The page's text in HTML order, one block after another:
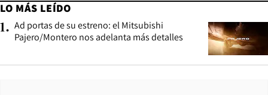
LO MÁS LEÍDO
1. Ad portas de su estreno: el Mitsubishi
Pajero/Montero nos adelanta más detalles